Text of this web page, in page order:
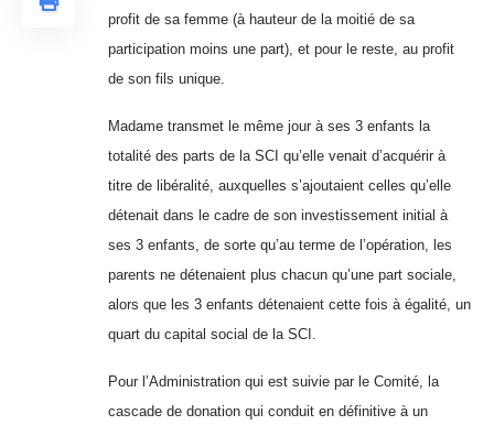
profit de sa femme (à hauteur de la moitié de sa
participation moins une part), et pour le reste, au profit
de son fils unique.
Madame transmet le même jour à ses 3 enfants la
totalité des parts de la SCI qu’elle venait d’acquérir à
titre de libéralité, auxquelles s’ajoutaient celles qu’elle
détenait dans le cadre de son investissement initial à
ses 3 enfants, de sorte qu’au terme de l’opération, les
parents ne détenaient plus chacun qu’une part sociale,
alors que les 3 enfants détenaient cette fois à égalité, un
quart du capital social de la SCI.
Pour l’Administration qui est suivie par le Comité, la
cascade de donation qui conduit en définitive à un